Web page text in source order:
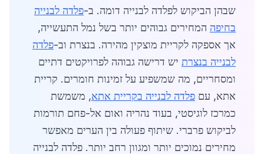
שבהן הביקוש לפלדה לבנייה דומה. ב-פלדה לבנייה
בחיפה המחירים גבוהים יותר בשל נמל התעשייה,
אך אספקה לקריית מוצקין מהירה. בנצרת וב-פלדה
לבנייה בנצרת יש דרישה גבוהה לפרויקטים דתיים
ומסחריים, מה שמשפיע על זמינות חומרים. קריית
אתא, עם פלדה לבנייה בקריית אתא, משמשת
כמרכז לוגיסטי, בעוד נהריה ואום אל-פחם תורמות
לביקוש פרברי. שיתוף פעולה בין הערים מאפשר
מחירים נמוכים יותר ומגוון רחב יותר. פלדה לבנייה